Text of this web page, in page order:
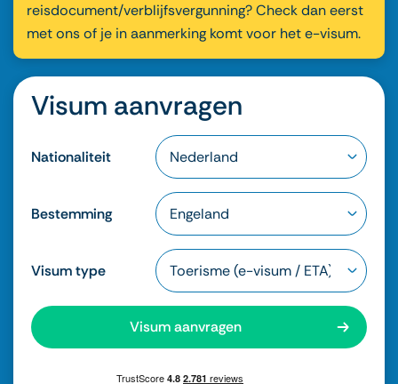
reisdocument/verblijfsvergunning? Check dan eerst
met ons of je in aanmerking komt voor het e-visum.
Visum aanvragen
Nationaliteit
Bestemming
Visum type
Visum aanvragen